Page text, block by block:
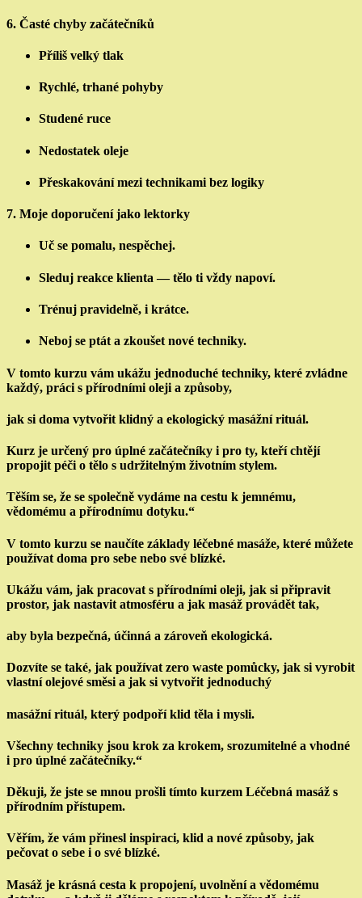
6. Časté chyby začátečníků
Příliš velký tlak
Rychlé, trhané pohyby
Studené ruce
Nedostatek oleje
Přeskakování mezi technikami bez logiky
7. Moje doporučení jako lektorky
Uč se pomalu, nespěchej.
Sleduj reakce klienta — tělo ti vždy napoví.
Trénuj pravidelně, i krátce.
Neboj se ptát a zkoušet nové techniky.
V tomto kurzu vám ukážu jednoduché techniky, které zvládne
každý, práci s přírodními oleji a způsoby,
jak si doma vytvořit klidný a ekologický masážní rituál.
Kurz je určený pro úplné začátečníky i pro ty, kteří chtějí
propojit péči o tělo s udržitelným životním stylem.
Těším se, že se společně vydáme na cestu k jemnému,
vědomému a přírodnímu dotyku.“
V tomto kurzu se naučíte základy léčebné masáže, které můžete
používat doma pro sebe nebo své blízké.
Ukážu vám, jak pracovat s přírodními oleji, jak si připravit
prostor, jak nastavit atmosféru a jak masáž provádět tak,
aby byla bezpečná, účinná a zároveň ekologická.
Dozvíte se také, jak používat zero waste pomůcky, jak si vyrobit
vlastní olejové směsi a jak si vytvořit jednoduchý
masážní rituál, který podpoří klid těla i mysli.
Všechny techniky jsou krok za krokem, srozumitelné a vhodné
i pro úplné začátečníky.“
Děkuji, že jste se mnou prošli tímto kurzem Léčebná masáž s
přírodním přístupem.
Věřím, že vám přinesl inspiraci, klid a nové způsoby, jak
pečovat o sebe i o své blízké.
Masáž je krásná cesta k propojení, uvolnění a vědomému